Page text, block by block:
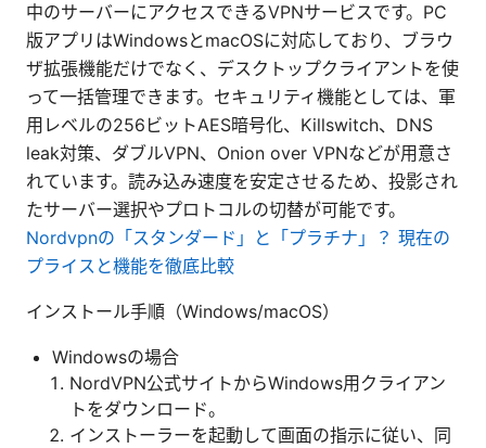
中のサーバーにアクセスできるVPNサービスです。PC
版アプリはWindowsとmacOSに対応しており、ブラウ
ザ拡張機能だけでなく、デスクトップクライアントを使
って一括管理できます。セキュリティ機能としては、軍
用レベルの256ビットAES暗号化、Killswitch、DNS
leak対策、ダブルVPN、Onion over VPNなどが用意さ
れています。読み込み速度を安定させるため、投影され
たサーバー選択やプロトコルの切替が可能です。
Nordvpnの「スタンダード」と「プラチナ」？ 現在の
プライスと機能を徹底比較
インストール手順（Windows/macOS）
Windowsの場合
NordVPN公式サイトからWindows用クライアン
トをダウンロード。
インストーラーを起動して画面の指示に従い、同